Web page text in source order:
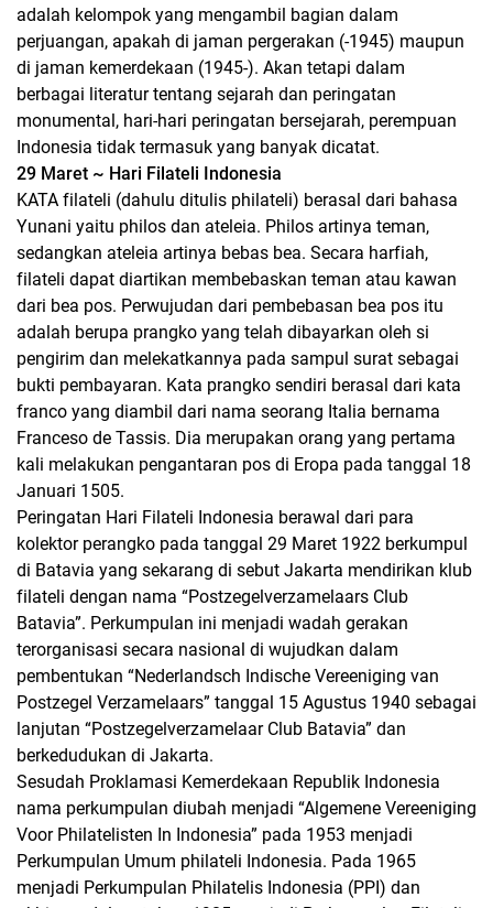
adalah kelompok yang mengambil bagian dalam
perjuangan, apakah di jaman pergerakan (-1945) maupun
di jaman kemerdekaan (1945-). Akan tetapi dalam
berbagai literatur tentang sejarah dan peringatan
monumental, hari-hari peringatan bersejarah, perempuan
Indonesia tidak termasuk yang banyak dicatat.
29 Maret ~ Hari Filateli Indonesia
KATA filateli (dahulu ditulis philateli) berasal dari bahasa
Yunani yaitu philos dan ateleia. Philos artinya teman,
sedangkan ateleia artinya bebas bea. Secara harfiah,
filateli dapat diartikan membebaskan teman atau kawan
dari bea pos. Perwujudan dari pembebasan bea pos itu
adalah berupa prangko yang telah dibayarkan oleh si
pengirim dan melekatkannya pada sampul surat sebagai
bukti pembayaran. Kata prangko sendiri berasal dari kata
franco yang diambil dari nama seorang Italia bernama
Franceso de Tassis. Dia merupakan orang yang pertama
kali melakukan pengantaran pos di Eropa pada tanggal 18
Januari 1505.
Peringatan Hari Filateli Indonesia berawal dari para
kolektor perangko pada tanggal 29 Maret 1922 berkumpul
di Batavia yang sekarang di sebut Jakarta mendirikan klub
filateli dengan nama “Postzegelverzamelaars Club
Batavia”. Perkumpulan ini menjadi wadah gerakan
terorganisasi secara nasional di wujudkan dalam
pembentukan “Nederlandsch Indische Vereeniging van
Postzegel Verzamelaars” tanggal 15 Agustus 1940 sebagai
lanjutan “Postzegelverzamelaar Club Batavia” dan
berkedudukan di Jakarta.
Sesudah Proklamasi Kemerdekaan Republik Indonesia
nama perkumpulan diubah menjadi “Algemene Vereeniging
Voor Philatelisten In Indonesia” pada 1953 menjadi
Perkumpulan Umum philateli Indonesia. Pada 1965
menjadi Perkumpulan Philatelis Indonesia (PPI) dan